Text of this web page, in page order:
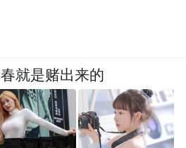
就是赌出来的